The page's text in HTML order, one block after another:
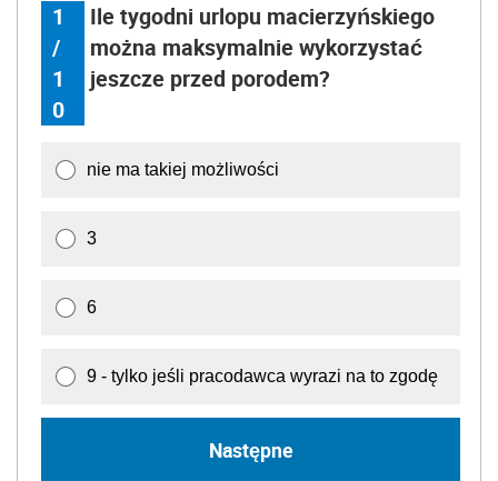
1
/
1
0
Ile tygodni urlopu macierzyńskiego
można maksymalnie wykorzystać
jeszcze przed porodem?
nie ma takiej możliwości
3
6
9 - tylko jeśli pracodawca wyrazi na to zgodę
Następne